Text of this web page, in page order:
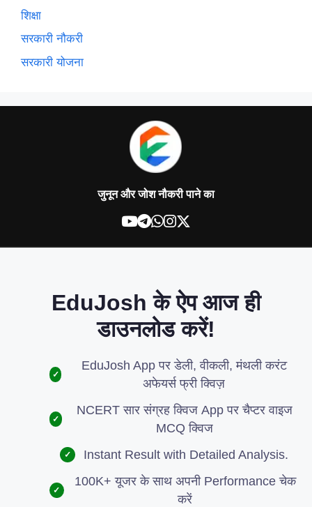
शिक्षा
सरकारी नौकरी
सरकारी योजना
जुनून और जोश नौकरी पाने का
EduJosh के ऐप आज ही
डाउनलोड करें!
✓
EduJosh App पर डेली, वीकली, मंथली करंट
अफेयर्स फ्री क्विज़
✓
NCERT सार संग्रह क्विज App पर चैप्टर वाइज
MCQ क्विज
✓ Instant Result with Detailed Analysis.
✓
100K+ यूजर के साथ अपनी Performance चेक
करें